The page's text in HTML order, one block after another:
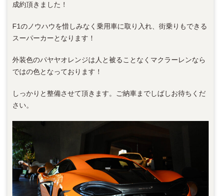
成約頂きました！
F1のノウハウを惜しみなく乗用車に取り入れ、街乗りもできる
スーパーカーとなります！
外装色のパヤヤオレンジは人と被ることなくマクラーレンなら
ではの色となっております！
しっかりと整備させて頂きます。ご納車までしばしお待ちくだ
さい。